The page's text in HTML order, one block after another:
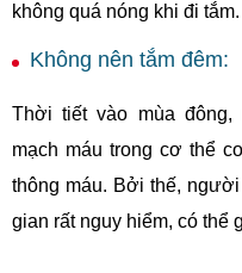
không quá nóng khi đi tắm.
Không nên tắm đêm:
Thời tiết vào mùa
mạch máu trong cơ thể
thông máu. Bởi thế,
gian rất nguy hiểm, có thể